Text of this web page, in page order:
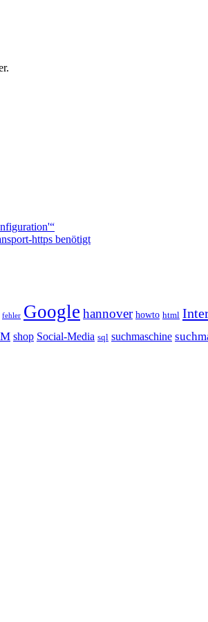
https benötigt
fehler Google hannover howto html
shop Social-Media sql suchmaschine